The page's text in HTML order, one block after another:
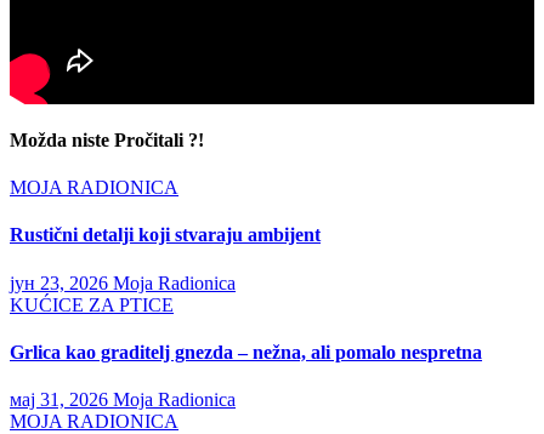
Možda niste Pročitali ?!
MOJA RADIONICA
Rustični detalji koji stvaraju ambijent
јун 23, 2026 Moja Radionica
KUĆICE ZA PTICE
Grlica kao graditelj gnezda – nežna, ali pomalo nespretna
мај 31, 2026 Moja Radionica
MOJA RADIONICA